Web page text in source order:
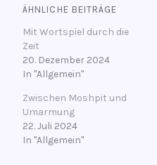
ÄHNLICHE BEITRÄGE
Mit Wortspiel durch die
Zeit
20. Dezember 2024
In "Allgemein"
Zwischen Moshpit und
Umarmung
22. Juli 2024
In "Allgemein"